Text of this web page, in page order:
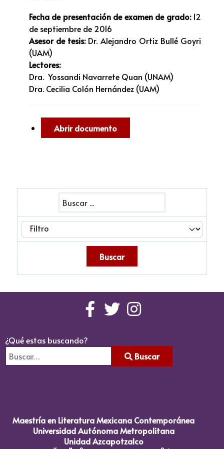
Fecha de presentación de examen de grado:12
de septiembre de 2016
Asesor de tesis:Dr. Alejandro Ortiz Bullé Goyri
(UAM)
Lectores:
Dra. Yossandi Navarrete Quan (UNAM)
Dra. Cecilia Colón Hernández (UAM)
Abrir documento
¿Qué estas buscando?
Buscar
Maestría en Literatura Mexicana Contemporánea
Universidad Autónoma Metropolitana
Unidad Azcapotzalco